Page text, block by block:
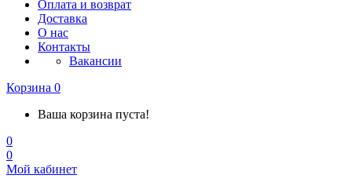
Оплата и возврат
Доставка
О нас
Контакты
Вакансии
Корзина 0
Ваша корзина пуста!
0
0
Мой кабинет